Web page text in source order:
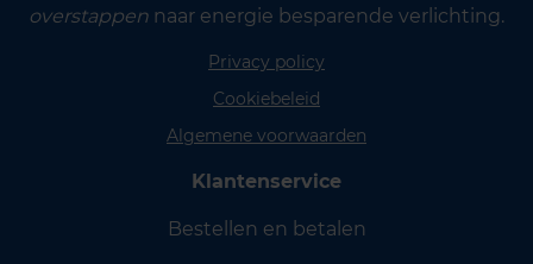
overstappen naar energie besparende verlichting.
Privacy policy
Cookiebeleid
Algemene voorwaarden
Klantenservice
Bestellen en betalen